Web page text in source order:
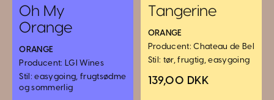
Oh My
Orange
ORANGE
Producent: LGI Wines
Stil: easygoing, frugtsødme
og sommerlig
Tangerine
ORANGE
Producent: Chateau de Bel
Stil: tør, frugtig, easygoing
139,00 DKK